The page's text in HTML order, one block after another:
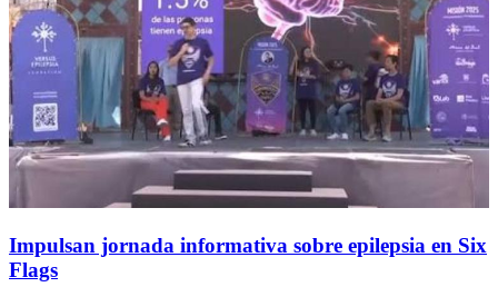
Impulsan jornada informativa sobre epilepsia en Six
Flags